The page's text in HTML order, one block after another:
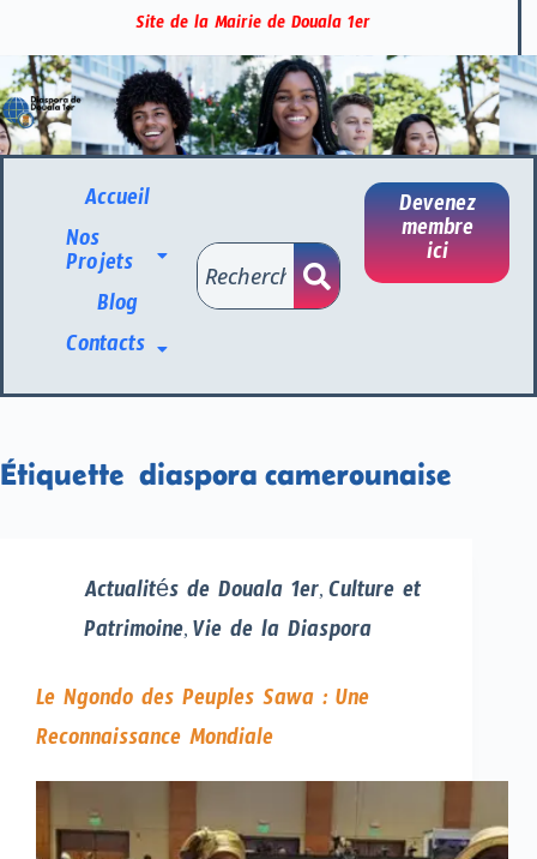
Site de la Mairie de Douala 1er
Accueil
Nos
Projets
Blog
Contacts
Devenez
membre
ici
Étiquette diaspora camerounaise
Actualités de Douala 1er, Culture et
Patrimoine, Vie de la Diaspora
Le Ngondo des Peuples Sawa : Une
Reconnaissance Mondiale